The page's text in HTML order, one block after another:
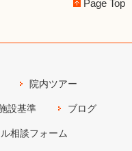
Page Top
院内ツアー
設基準 ブログ
ル相談フォーム